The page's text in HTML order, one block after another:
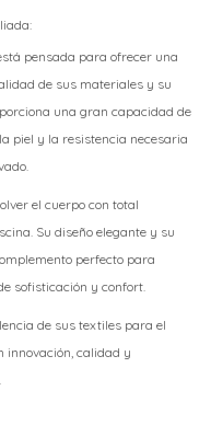
pensada para ofrecer una
de sus materiales y su
una gran capacidad de
piel y la resistencia necesaria
el cuerpo con total
Su diseño elegante y su
perfecto para
sofisticación y confort.
de sus textiles para el
innovación, calidad y